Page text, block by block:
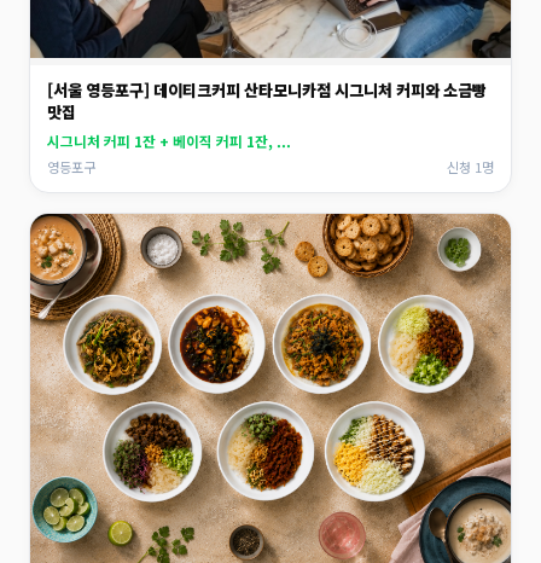
[서울 영등포구] 데이티크커피 산타모니카점 시그니처 커피와 소금빵
맛집
시그니처 커피 1잔 + 베이직 커피 1잔, ...
영등포구 신청 1명